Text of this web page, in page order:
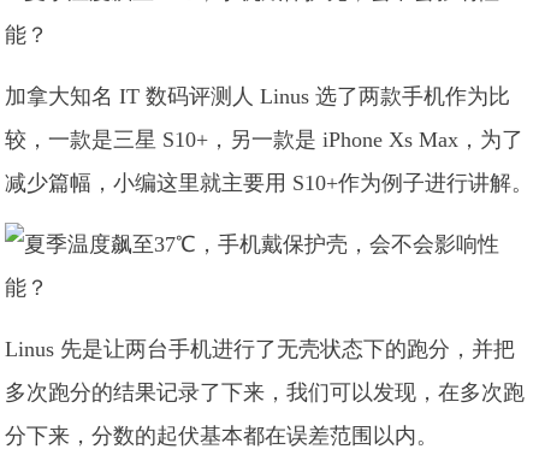
加拿大知名 IT 数码评测人 Linus 选了两款手机作为比
较，一款是三星 S10+，另一款是 iPhone Xs Max，为了
减少篇幅，小编这里就主要用 S10+作为例子进行讲解。
Linus 先是让两台手机进行了无壳状态下的跑分，并把
多次跑分的结果记录了下来，我们可以发现，在多次跑
分下来，分数的起伏基本都在误差范围以内。